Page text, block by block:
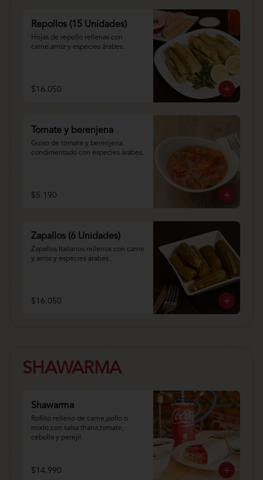
Repollos (15 Unidades)
Hojas de repollo rellenas con
carne,arroz y especies árabes.
$16.050
Tomate y berenjena
Guiso de tomate y berenjena
condimentado con especies árabes.
$5.190
Zapallos (6 Unidades)
Zapallos Italianos rellenos con carne
y arroz y especies árabes.
$16.050
SHAWARMA
Shawarma
Rollito relleno de carne,pollo o
mixto,con salsa thana,tomate,
cebolla y perejil.
$14.990